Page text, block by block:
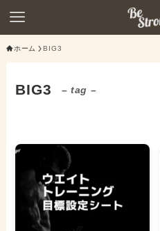
ホーム BIG3
BIG3 – tag –